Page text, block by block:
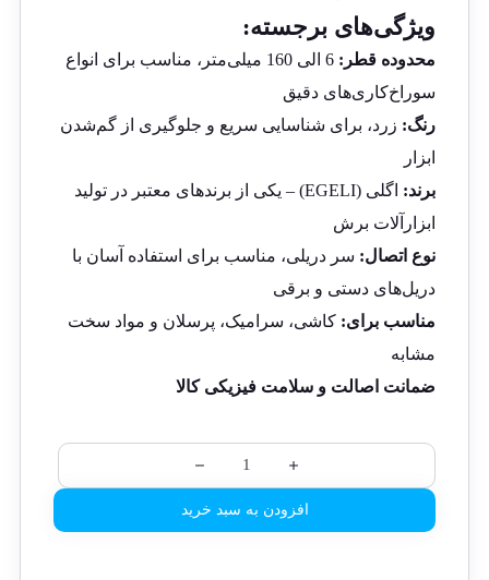
ویژگی‌های برجسته:
محدوده قطر:
6 الی 160 میلی‌متر، مناسب برای انواع
سوراخ‌کاری‌های دقیق
رنگ: زرد، برای شناسایی سریع و جلوگیری از گم‌شدن
ابزار
برند:
اگلی (EGELI) – یکی از برندهای معتبر در تولید
ابزارآلات برش
نوع اتصال: سر دریلی، مناسب برای استفاده آسان با
دریل‌های دستی و برقی
مناسب برای: کاشی، سرامیک، پرسلان و مواد سخت
مشابه
ضمانت اصالت و سلامت فیزیکی کالا
افزودن به سبد خرید